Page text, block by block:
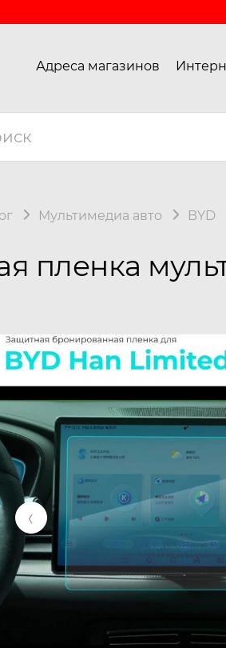
Адреса магазинов
Мультимедиа авто BYD
пленка